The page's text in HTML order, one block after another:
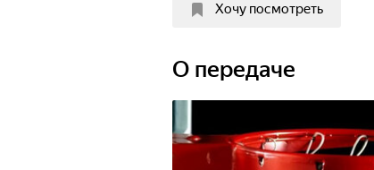
Хочу посмотреть
О передаче